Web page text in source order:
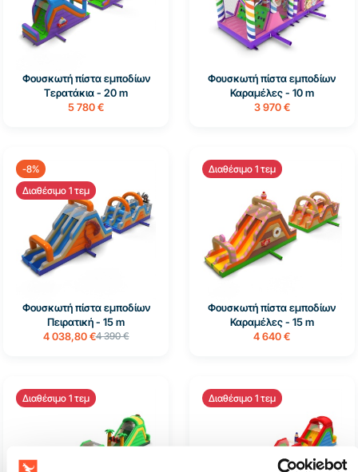
Φουσκωτή πίστα εμποδίων
Τερατάκια - 20 m
5 780 €
Φουσκωτή πίστα εμποδίων
Καραμέλες - 10 m
3 970 €
-8%
Διαθέσιμο 1 τεμ
Φουσκωτή πίστα εμποδίων
Πειρατική - 15 m
4 038,80 €4 390 €
Διαθέσιμο 1 τεμ
Φουσκωτή πίστα εμποδίων
Καραμέλες - 15 m
4 640 €
Διαθέσιμο 1 τεμ Διαθέσιμο 1 τεμ